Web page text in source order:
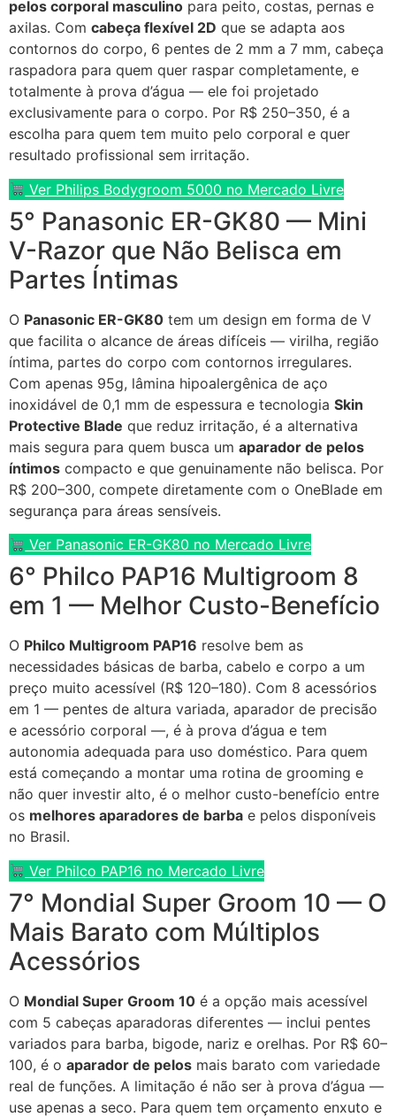
pelos corporal masculino para peito, costas, pernas e
axilas. Com cabeça flexível 2D que se adapta aos
contornos do corpo, 6 pentes de 2 mm a 7 mm, cabeça
raspadora para quem quer raspar completamente, e
totalmente à prova d’água — ele foi projetado
exclusivamente para o corpo. Por R$ 250–350, é a
escolha para quem tem muito pelo corporal e quer
resultado profissional sem irritação.
Ver Philips Bodygroom 5000 no Mercado Livre
5° Panasonic ER-GK80 — Mini
V-Razor que Não Belisca em
Partes Íntimas
O Panasonic ER-GK80 tem um design em forma de V
que facilita o alcance de áreas difíceis — virilha, região
íntima, partes do corpo com contornos irregulares.
Com apenas 95g, lâmina hipoalergênica de aço
inoxidável de 0,1 mm de espessura e tecnologia Skin
Protective Blade que reduz irritação, é a alternativa
mais segura para quem busca um aparador de pelos
íntimos compacto e que genuinamente não belisca. Por
R$ 200–300, compete diretamente com o OneBlade em
segurança para áreas sensíveis.
Ver Panasonic ER-GK80 no Mercado Livre
6° Philco PAP16 Multigroom 8
em 1 — Melhor Custo-Benefício
O Philco Multigroom PAP16 resolve bem as
necessidades básicas de barba, cabelo e corpo a um
preço muito acessível (R$ 120–180). Com 8 acessórios
em 1 — pentes de altura variada, aparador de precisão
e acessório corporal —, é à prova d’água e tem
autonomia adequada para uso doméstico. Para quem
está começando a montar uma rotina de grooming e
não quer investir alto, é o melhor custo-benefício entre
os melhores aparadores de barba e pelos disponíveis
no Brasil.
Ver Philco PAP16 no Mercado Livre
7° Mondial Super Groom 10 — O
Mais Barato com Múltiplos
Acessórios
O Mondial Super Groom 10 é a opção mais acessível
com 5 cabeças aparadoras diferentes — inclui pentes
variados para barba, bigode, nariz e orelhas. Por R$ 60–
100, é o aparador de pelos mais barato com variedade
real de funções. A limitação é não ser à prova d’água —
use apenas a seco. Para quem tem orçamento enxuto e